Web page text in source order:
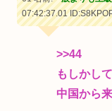
07:42:37.01
>>44
もしかし
中国から